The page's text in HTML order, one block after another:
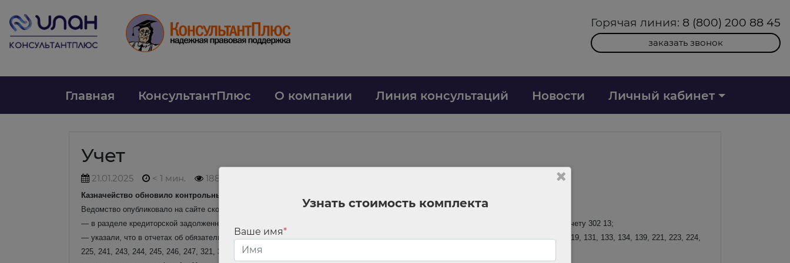
Горячая линия: 8 (800) 200 88 45
заказать звонок
Главная КонсультантПлюс О компании Линия консультаций Новости Личный кабинет
Учет
21.01.2025 < 1 мин. 188
Казначейство обновило контрольные соотношения для годовой отчетности учреждений
Ведомство опубликовало на сайте скорректированные контрольные соотношения. Среди новшеств можно выделить такие:
— в разделе кредиторской задолженности в графах 5, 6 сведений по формам 0503169 и 0503769 запретили указывать начисления по счету 302 13;
— указали, что в отчетах об обязательствах (ф. 0503738, ф. 0503738-НП) можно указывать только определенные КВР — 111,112, 113, 119, 131, 133, 134, 139, 221, 223, 224,
225, 241, 243, 244, 245, 246, 247, 321, 323, 340, 350, 360, 406, 407, 613, 623, 634, 814, 831, 832, 851, 852, 853, 861, 862, 863, 880;
Узнать стоимость комплекта
Ваше имя*